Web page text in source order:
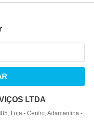
LTDA
Loja- Centro, Adamantina-